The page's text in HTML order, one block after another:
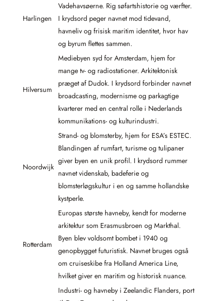
Harlingen
Vadehavsøerne. Rig søfartshistorie og værfter.
I krydsord peger navnet mod tidevand,
havneliv og frisisk maritim identitet, hvor hav
og byrum flettes sammen.
Hilversum
Mediebyen syd for Amsterdam, hjem for
mange tv- og radiostationer. Arkitektonisk
præget af Dudok. I krydsord forbinder navnet
broadcasting, modernisme og parkagtige
kvarterer med en central rolle i Nederlands
kommunikations- og kulturindustri.
Noordwijk
Strand- og blomsterby, hjem for ESA’s ESTEC.
Blandingen af rumfart, turisme og tulipaner
giver byen en unik profil. I krydsord rummer
navnet videnskab, badeferie og
blomsterløgskultur i en og samme hollandske
kystperle.
Rotterdam
Europas største havneby, kendt for moderne
arkitektur som Erasmusbroen og Markthal.
Byen blev voldsomt bombet i 1940 og
genopbygget futuristisk. Navnet bruges også
om cruiseskibe fra Holland America Line,
hvilket giver en maritim og historisk nuance.
Industri- og havneby i Zeelandic Flanders, port